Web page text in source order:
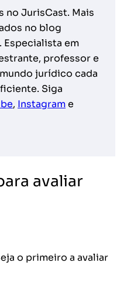
no JurisCast. Mais
no blog
em
professor e
jurídico cada
Siga
, Instagrame
avaliar
o primeiro a avaliar